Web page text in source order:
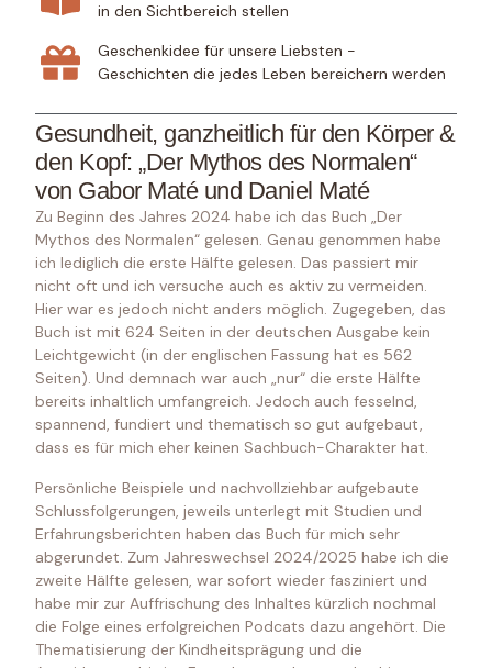
in den Sichtbereich stellen
Geschenkidee für unsere Liebsten -
Geschichten die jedes Leben bereichern werden
Gesundheit, ganzheitlich für den Körper &
den Kopf: „Der Mythos des Normalen“
von Gabor Maté und Daniel Maté
Zu Beginn des Jahres 2024 habe ich das Buch „Der
Mythos des Normalen“ gelesen. Genau genommen habe
ich lediglich die erste Hälfte gelesen. Das passiert mir
nicht oft und ich versuche auch es aktiv zu vermeiden.
Hier war es jedoch nicht anders möglich. Zugegeben, das
Buch ist mit 624 Seiten in der deutschen Ausgabe kein
Leichtgewicht (in der englischen Fassung hat es 562
Seiten). Und demnach war auch „nur“ die erste Hälfte
bereits inhaltlich umfangreich. Jedoch auch fesselnd,
spannend, fundiert und thematisch so gut aufgebaut,
dass es für mich eher keinen Sachbuch-Charakter hat.
Persönliche Beispiele und nachvollziehbar aufgebaute
Schlussfolgerungen, jeweils unterlegt mit Studien und
Erfahrungsberichten haben das Buch für mich sehr
abgerundet. Zum Jahreswechsel 2024/2025 habe ich die
zweite Hälfte gelesen, war sofort wieder fasziniert und
habe mir zur Auffrischung des Inhaltes kürzlich nochmal
die Folge eines erfolgreichen Podcats dazu angehört. Die
Thematisierung der Kindheitsprägung und die